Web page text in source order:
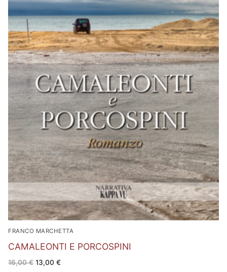
FRANCO MARCHETTA
CAMALEONTI E PORCOSPINI
16,00€ Il
prezzo
13,00 €Il